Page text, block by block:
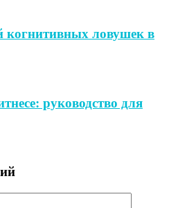
когнитивных ловушек в
руководство для